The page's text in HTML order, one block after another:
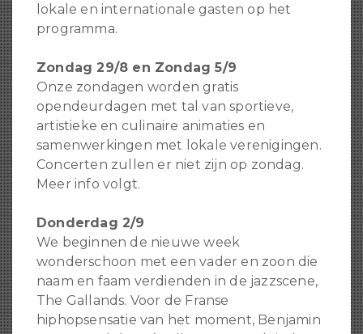
lokale en internationale gasten op het
programma.
Zondag 29/8 en Zondag 5/9
Onze zondagen worden gratis
opendeurdagen met tal van sportieve,
artistieke en culinaire animaties en
samenwerkingen met lokale verenigingen.
Concerten zullen er niet zijn op zondag.
Meer info volgt.
Donderdag 2/9
We beginnen de nieuwe week
wonderschoon met een vader en zoon die
naam en faam verdienden in de jazzscene,
The Gallands. Voor de Franse
hiphopsensatie van het moment, Benjamin